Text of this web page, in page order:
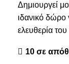
Δημιουργεί
ιδανικό δώρο
ελευθερία
10 σε